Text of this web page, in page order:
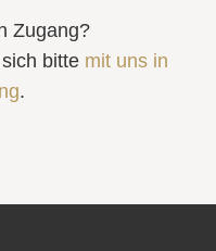
Zugang?
bitte mit uns in
.